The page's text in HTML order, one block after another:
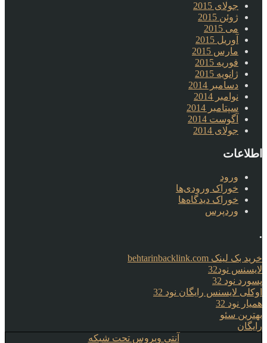
جولای 2015
ژوئن 2015
می 2015
آوریل 2015
مارس 2015
فوریه 2015
ژانویه 2015
دسامبر 2014
نوامبر 2014
سپتامبر 2014
آگوست 2014
جولای 2014
اطلاعات
ورود
خوراک ورودی‌ها
خوراک دیدگاه‌ها
وردپرس
.
خرید بک لینک behtarinbacklink.com
لایسنس نود32
پسورد نود 32
اوکلی لایسنس رایگان نود 32
همیار نود 32
بهترین سئو
رایگان
آنتی ویروس تحت شبکه